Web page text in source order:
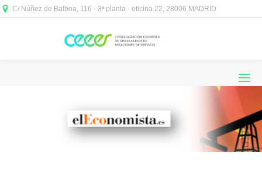
C/ Núñez de Balboa, 116 - 3ª planta - oficina 22, 28006 MADRID